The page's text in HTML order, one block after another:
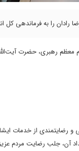
را به فرماندهی کل
معظم رهبری، حضرت
و رضایتمندی از
آن، جلب رضایت مردم